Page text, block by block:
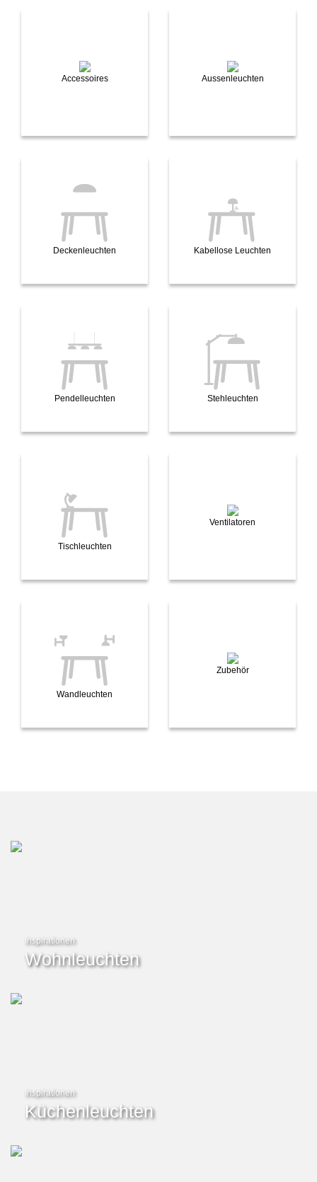
Accessoires Aussenleuchten
Deckenleuchten Kabellose Leuchten
Pendelleuchten Stehleuchten
Tischleuchten
Ventilatoren
Wandleuchten
Zubehör
Inspirationen
Wohnleuchten
Inspirationen
Küchenleuchten